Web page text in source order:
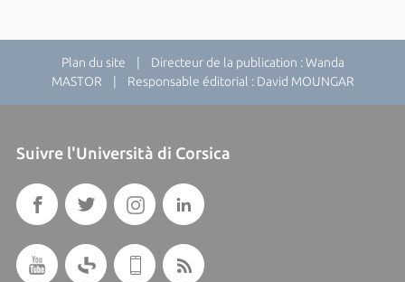
Plan du site | Directeur de la publication : Wanda
MASTOR | Responsable éditorial : David MOUNGAR
Suivre l'Università di Corsica